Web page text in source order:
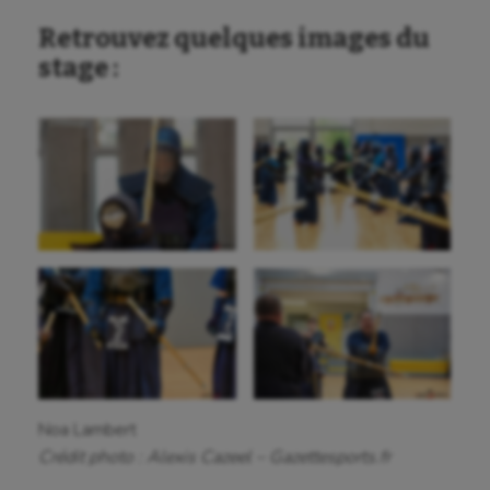
Retrouvez quelques images du
stage :
Noa Lambert
Crédit photo : Alexis Cazeel – Gazettesports.fr